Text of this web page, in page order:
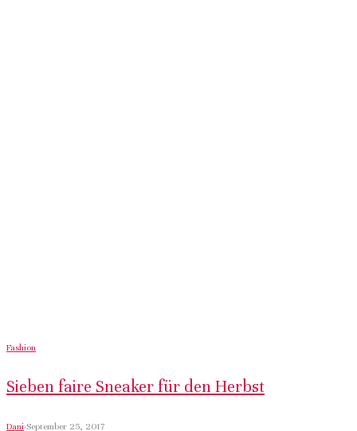
Fashion
Sieben faire Sneaker für den Herbst
Dani·September 25, 2017